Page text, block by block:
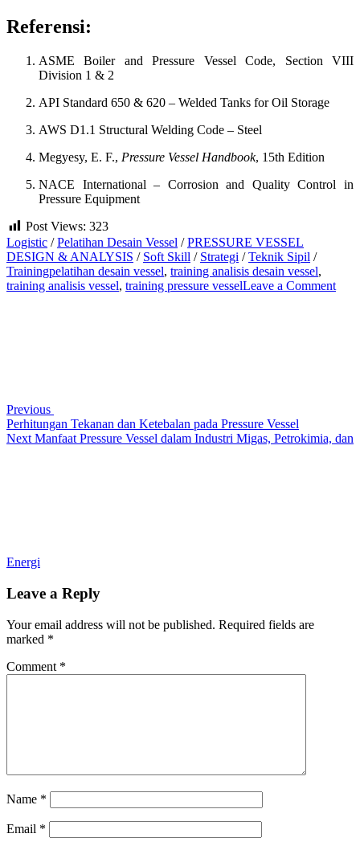
Referensi:
ASME Boiler and Pressure Vessel Code, Section VIII
Division 1 & 2
API Standard 650 & 620 – Welded Tanks for Oil Storage
AWS D1.1 Structural Welding Code – Steel
Megyesy, E. F., Pressure Vessel Handbook, 15th Edition
NACE International – Corrosion and Quality Control in
Pressure Equipment
Post Views: 323
Logistic /Pelatihan Desain Vessel /PRESSURE VESSEL
DESIGN & ANALYSIS / Soft Skill / Strategi /Teknik Sipil /
Trainingpelatihan desain vessel, training analisis desain vessel,
training analisis vessel, training pressure vesselLeave a Commenton
Previous
Perhitungan Tekanan dan Ketebalan pada Pressure Vessel
Next
Next Manfaat Pressure Vessel dalam Industri Migas, Petrokimia, dan
Energi
Leave a Reply
Your email address will not be published. Required fields are
marked *
Comment *
Name *
Email *